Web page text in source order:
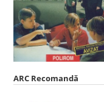
ARC Recomandă